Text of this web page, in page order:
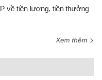
về tiền lương, tiền thưởng
Xem thêm